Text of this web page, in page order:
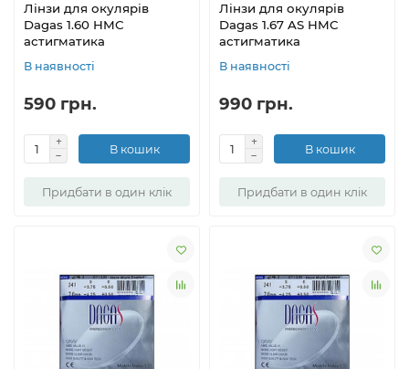
Лінзи для окулярів
Dagas 1.60 HMC
астигматика
В наявності
590 грн.
В кошик
Придбати в один клік
Лінзи для окулярів
Dagas 1.67 AS HMC
астигматика
В наявності
990 грн.
В кошик
Придбати в один клік